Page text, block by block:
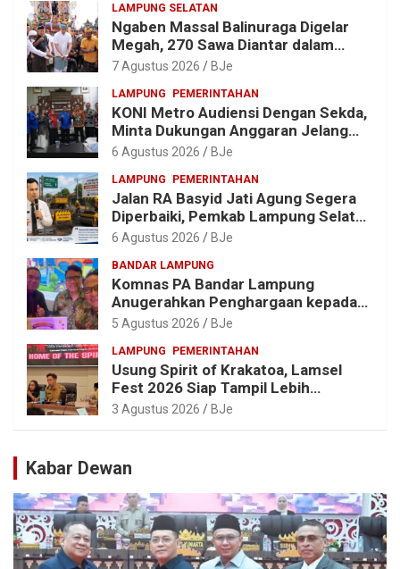
LAMPUNG SELATAN
Ngaben Massal Balinuraga Digelar
Megah, 270 Sawa Diantar dalam
Tradisi Suci yang Gerakkan Ekonomi
7 Agustus 2026 BJe
LAMPUNG PEMERINTAHAN
KONI Metro Audiensi Dengan Sekda,
Minta Dukungan Anggaran Jelang
Porprov X Lampung
6 Agustus 2026 BJe
LAMPUNG PEMERINTAHAN
Jalan RA Basyid Jati Agung Segera
Diperbaiki, Pemkab Lampung Selatan
Alokasikan Rp1,13 Miliar
6 Agustus 2026 BJe
BANDAR LAMPUNG
Komnas PA Bandar Lampung
Anugerahkan Penghargaan kepada
Kombes Pol. Alfret Jacob Tilukay
5 Agustus 2026 BJe
LAMPUNG PEMERINTAHAN
Usung Spirit of Krakatoa, Lamsel
Fest 2026 Siap Tampil Lebih
Spektakuler dengan Empat Event
3 Agustus 2026 BJe
Kabar Dewan